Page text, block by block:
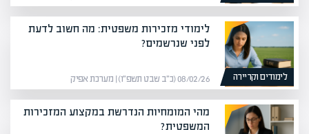
לימודים וקריירה
לימודי מזכירות משפטית: מה חשוב לדעת
לפני שנרשמים?
08/02/26 (כ״ב שבט תשפ״ו) | מערכת אפיק
מהי המומחיות הנדרשת במקצוע המזכירות
המשפטית?